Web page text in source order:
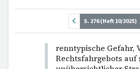
S. 276 (Heft 10/2025)
renntypische Gefahr,
Rechtsfahrgebots auf